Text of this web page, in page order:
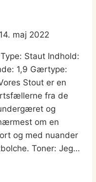
14. maj 2022
Staut Indhold:
1,9 Gærtype:
Stout er en
fra de
og
om en
og med nuander
Toner: Jeg…